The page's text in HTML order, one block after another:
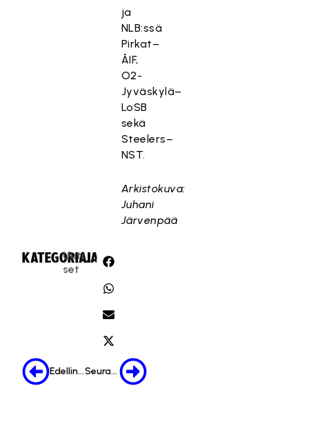
ja
NLB:ssä
Pirkat–
ÅIF,
O2-
Jyväskylä–
LoSB
sekä
Steelers–
NST.
Arkistokuva:
Juhani
Järvenpää
KATEGORIA:
Uuti
set
JAA:
Edellinen Seuraava